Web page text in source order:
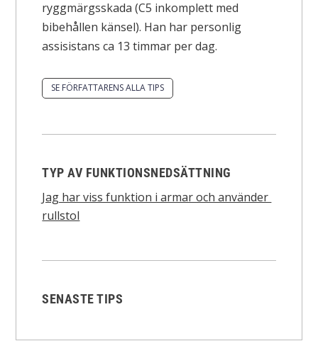
ryggmärgsskada (C5 inkomplett med
bibehållen känsel). Han har personlig
assisistans ca 13 timmar per dag.
SE FÖRFATTARENS ALLA TIPS
TYP AV FUNKTIONSNEDSÄTTNING
Jag har viss funktion i armar och använder
rullstol
SENASTE TIPS